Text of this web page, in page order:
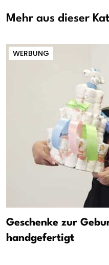
Mehr aus dieser
WERBUNG
Geschenke zur
handgefertigt